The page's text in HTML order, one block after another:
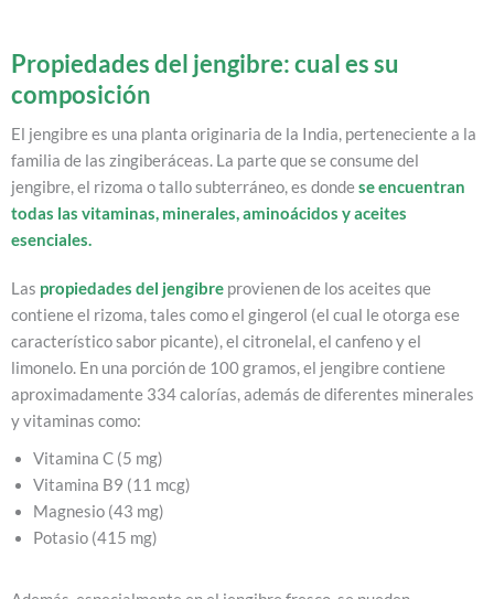
Propiedades del jengibre: cual es su
composición
El jengibre es una planta originaria de la India, perteneciente a la
familia de las zingiberáceas. La parte que se consume del
jengibre, el rizoma o tallo subterráneo, es dondese encuentran
todas las vitaminas, minerales, aminoácidos y aceites
esenciales.
Las propiedades del jengibre provienen de los aceites que
contiene el rizoma, tales como el gingerol (el cual le otorga ese
característico sabor picante), el citronelal, el canfeno y el
limonelo. En una porción de 100 gramos, el jengibre contiene
aproximadamente 334 calorías, además de diferentes minerales
y vitaminas como:
Vitamina C (5 mg)
Vitamina B9 (11 mcg)
Magnesio (43 mg)
Potasio (415 mg)